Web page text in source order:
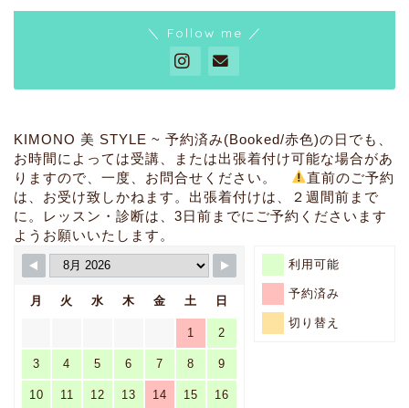
＼ Follow me ／
KIMONO 美 STYLE ~ 予約済み(Booked/赤色)の日でも、
お時間によっては受講、または出張着付け可能な場合があ
りますので、一度、お問合せください。
直前のご予約
は、お受け致しかねます。出張着付けは、２週間前まで
に。レッスン・診断は、3日前までにご予約くださいます
ようお願いいたします。
利用可能
予約済み
切り替え
月 火 水 木 金 土 日
1 2
3 4 5 6 7 8 9
10 11 12 13 14 15 16
お悩み解決
着姿のお悩みは・・・【骨
バイス】
その他のお悩みは・・・
【箪笥整理・コーディネー
ト相談など】
出張着付け・・・【簡単
なヘアセットいたしま
す・車いす着付け・ドレ
ス着付けもできます】
グループレッスン・・・
【お友達と一緒に楽しく